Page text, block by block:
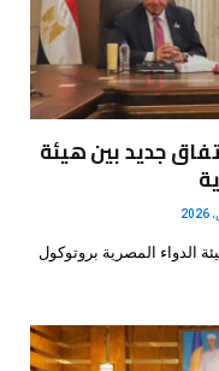
جديد بين هيئة
الدواء المصرية بروتوكول